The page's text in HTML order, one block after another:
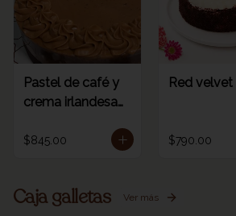
Pastel de café y
crema irlandesa
$845.00
Red
$790.00
Caja galletas Ver más